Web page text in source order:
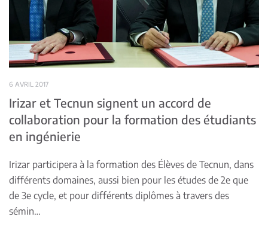
6 AVRIL 2017
Irizar et Tecnun signent un accord de
collaboration pour la formation des étudiants
en ingénierie
Irizar participera à la formation des Élèves de Tecnun, dans
différents domaines, aussi bien pour les études de 2e que
de 3e cycle, et pour différents diplômes à travers des
sémin…